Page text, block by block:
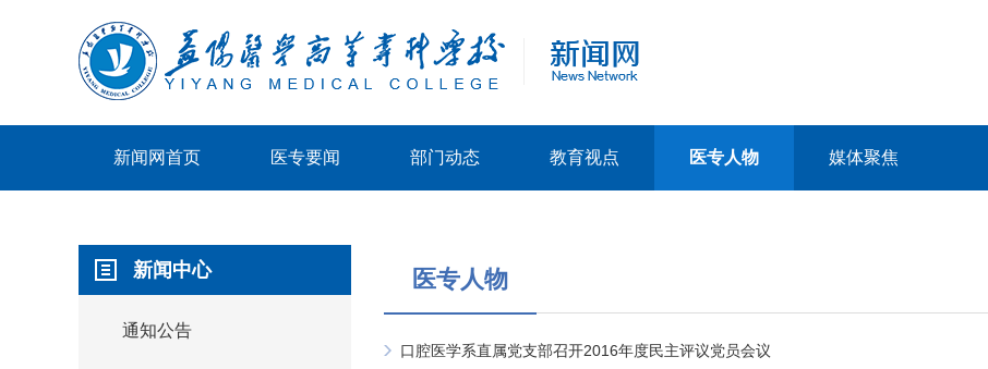
新闻网首页 医专要闻 部门动态 教育视点 医专人物 媒体聚焦
新闻中心
通知公告
医专人物
口腔医学系直属党支部召开2016年度民主评议党员会议